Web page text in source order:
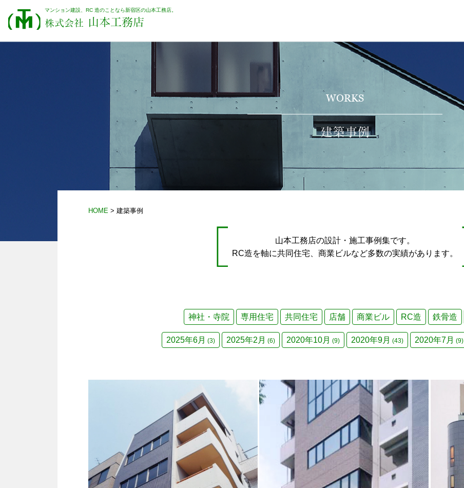
マンション建設、RC 造のことなら新宿区の山本工務店。
株式会社 山本工務店
WORKS
建築事例
HOME > 建築事例
山本工務店の設計・施工事例集です。
RC造を軸に共同住宅、商業ビルなど多数の実績があります。
神社・寺院 専用住宅 共同住宅 店舗 商業ビル RC造 鉄骨造
2025年6月 (3) 2025年2月 (6) 2020年10月 (9) 2020年9月 (43) 2020年7月 (9)